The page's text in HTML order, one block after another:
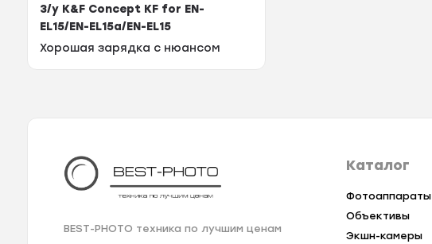
З/у K&F Concept KF for EN-
EL15/EN-EL15a/EN-EL15
Хорошая зарядка с нюансом
BEST-PHOTO техника по лучшим ценам
Каталог
Фотоаппараты
Объективы
Экшн-камеры